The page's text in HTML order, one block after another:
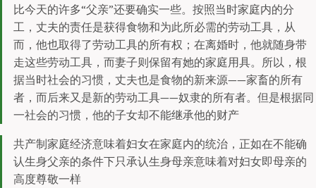
比今天的许多“父亲”还要确实一些。按照当时家庭内的分
工，丈夫的责任是获得食物和为此所必需的劳动工具，从
而，他也取得了劳动工具的所有权；在离婚时，他就随身带
走这些劳动工具，而妻子则保留有她的家庭用具。所以，根
据当时社会的习惯，丈夫也是食物的新来源——家畜的所有
者，而后来又是新的劳动工具——奴隶的所有者。但是根据同
一社会的习惯，他的子女却不能继承他的财产
共产制家庭经济意味着妇女在家庭内的统治，正如在不能确
认生身父亲的条件下只承认生身母亲意味着对妇女即母亲的
高度尊敬一样